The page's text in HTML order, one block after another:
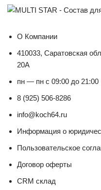
О Компании
410033, Саратовская
20А
пн — пн с 09:00 до 21:00
8 (925) 506-8286
info@koch64.ru
Информация о
Пользовательское
Договор оферты
CRM склад